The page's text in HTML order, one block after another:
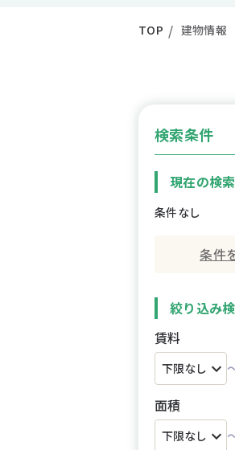
TOP 建物情報
検索条件
現在の検
条件なし
条件
絞り込み
賃料
面積